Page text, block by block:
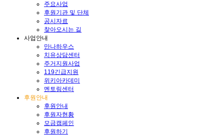
주요사업
후원기관 및 단체
공시자료
찾아오시는 길
사업안내
만나하우스
치유상담센터
주거지원사업
119긴급지원
위키아카데미
멘토링센터
후원안내
후원안내
후원자현황
모금캠페인
후원하기